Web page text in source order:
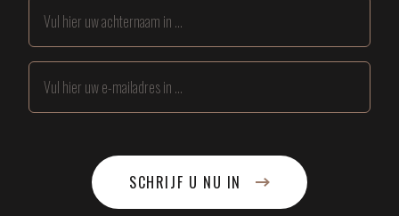
SCHRIJF U NU IN